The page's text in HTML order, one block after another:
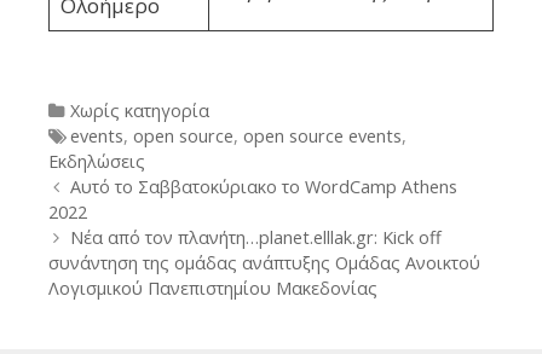
Ολοήμερο
Categories
Χωρίς κατηγορία
Tags
events, open source, open source events,
Εκδηλώσεις
Post
navigation
Αυτό το Σαββατοκύριακο το WordCamp Athens
2022
Νέα από τον πλανήτη…planet.elllak.gr: Kick off
συνάντηση της ομάδας ανάπτυξης Ομάδας Ανοικτού
Λογισμικού Πανεπιστημίου Μακεδονίας